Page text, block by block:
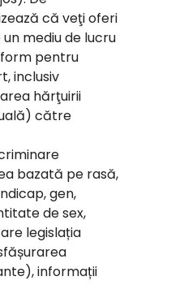
că veţi oferi
mediu de lucru
pentru
inclusiv
hărţuirii
către
bazată pe rasă,
gen,
de sex,
legislația
informații